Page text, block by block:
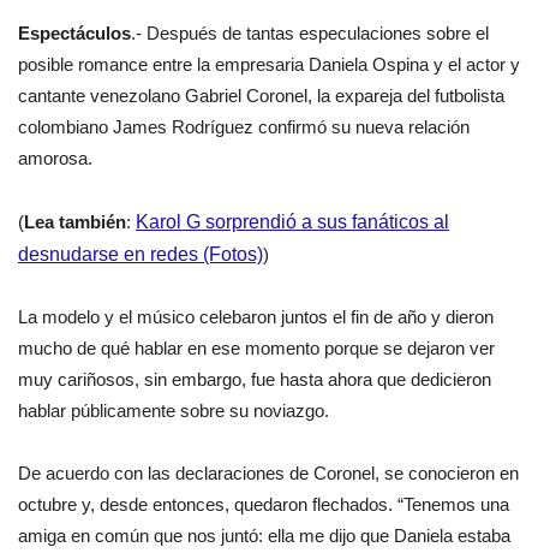
Espectáculos.- Después de tantas especulaciones sobre el
posible romance entre la empresaria Daniela Ospina y el actor y
cantante venezolano Gabriel Coronel, la expareja del futbolista
colombiano James Rodríguez confirmó su nueva relación
amorosa.
(Lea también: Karol G sorprendió a sus fanáticos al
desnudarse en redes (Fotos))
La modelo y el músico celebaron juntos el fin de año y dieron
mucho de qué hablar en ese momento porque se dejaron ver
muy cariñosos, sin embargo, fue hasta ahora que dedicieron
hablar públicamente sobre su noviazgo.
De acuerdo con las declaraciones de Coronel, se conocieron en
octubre y, desde entonces, quedaron flechados. “Tenemos una
amiga en común que nos juntó: ella me dijo que Daniela estaba